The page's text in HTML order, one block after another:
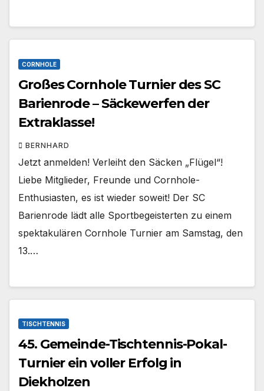
CORNHOLE
Großes Cornhole Turnier des SC
Barienrode – Säckewerfen der
Extraklasse!
BERNHARD
Jetzt anmelden! Verleiht den Säcken „Flügel“!
Liebe Mitglieder, Freunde und Cornhole-
Enthusiasten, es ist wieder soweit! Der SC
Barienrode lädt alle Sportbegeisterten zu einem
spektakulären Cornhole Turnier am Samstag, den
13.…
TISCHTENNIS
45. Gemeinde-Tischtennis-Pokal-
Turnier ein voller Erfolg in
Diekholzen